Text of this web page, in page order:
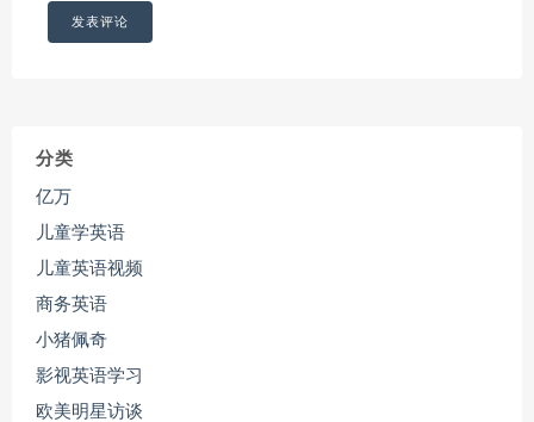
分类
亿万
儿童学英语
儿童英语视频
商务英语
小猪佩奇
影视英语学习
欧美明星访谈